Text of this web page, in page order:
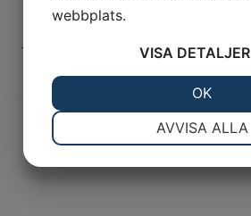
LÄGG TILL I VARUKORG
webbplats.
VISA DETALJER
AVVISA ALLA
OK